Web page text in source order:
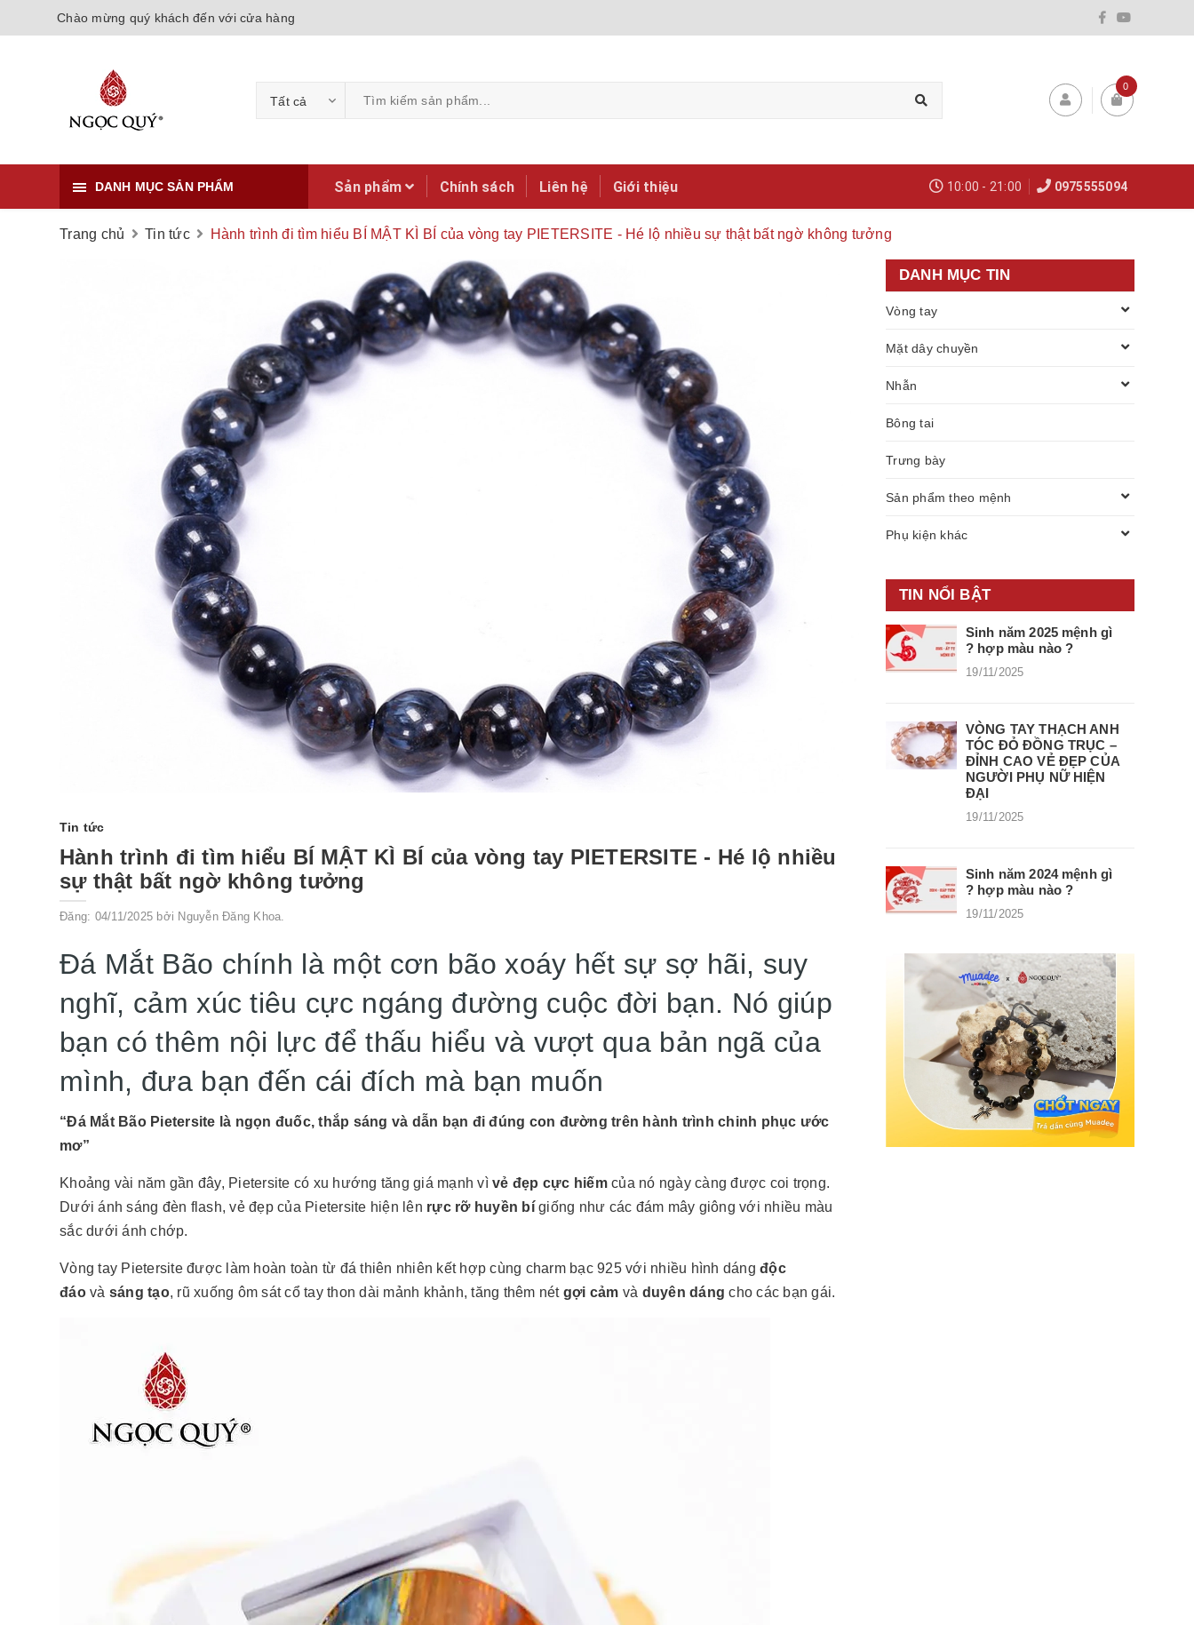
Chào mừng quý khách đến với cửa hàng
Tất cả
0
DANH MỤC SẢN PHẨM Sản phẩm Chính sách Liên hệ Giới thiệu 10:00 - 21:00 0975555094
Trang chủ Tin tức Hành trình đi tìm hiểu BÍ MẬT KÌ BÍ của vòng tay PIETERSITE - Hé lộ nhiều sự thật bất ngờ không tưởng
Tin tức
Hành trình đi tìm hiểu BÍ MẬT KÌ BÍ của vòng tay PIETERSITE - Hé lộ nhiều
sự thật bất ngờ không tưởng
Đăng: 04/11/2025 bởi Nguyễn Đăng Khoa.
Đá Mắt Bão chính là một cơn bão xoáy hết sự sợ hãi, suy
nghĩ, cảm xúc tiêu cực ngáng đường cuộc đời bạn. Nó giúp
bạn có thêm nội lực để thấu hiểu và vượt qua bản ngã của
mình, đưa bạn đến cái đích mà bạn muốn
“Đá Mắt Bão Pietersite là ngọn đuốc, thắp sáng và dẫn bạn đi đúng con đường trên hành trình chinh phục ước
mơ”
Khoảng vài năm gần đây, Pietersite có xu hướng tăng giá mạnh vì vẻ đẹp cực hiếm của nó ngày càng được coi trọng.
Dưới ánh sáng đèn flash, vẻ đẹp của Pietersite hiện lên rực rỡ huyền bígiống như các đám mây giông với nhiều màu
sắc dưới ánh chớp.
Vòng tay Pietersite được làm hoàn toàn từ đá thiên nhiên kết hợp cùng charm bạc 925 với nhiều hình dáng độc
đáovà sáng tạo, rũ xuống ôm sát cổ tay thon dài mảnh khảnh, tăng thêm nét gợi cảm và duyên dáng cho các bạn gái.
DANH MỤC TIN
Vòng tay
Mặt dây chuyền
Nhẫn
Bông tai
Trưng bày
Sản phẩm theo mệnh
Phụ kiện khác
TIN NỔI BẬT
Sinh năm 2025 mệnh gì
? hợp màu nào ?
19/11/2025
VÒNG TAY THẠCH ANH
TÓC ĐỎ ĐỒNG TRỤC –
ĐỈNH CAO VẺ ĐẸP CỦA
NGƯỜI PHỤ NỮ HIỆN
ĐẠI
19/11/2025
Sinh năm 2024 mệnh gì
? hợp màu nào ?
19/11/2025